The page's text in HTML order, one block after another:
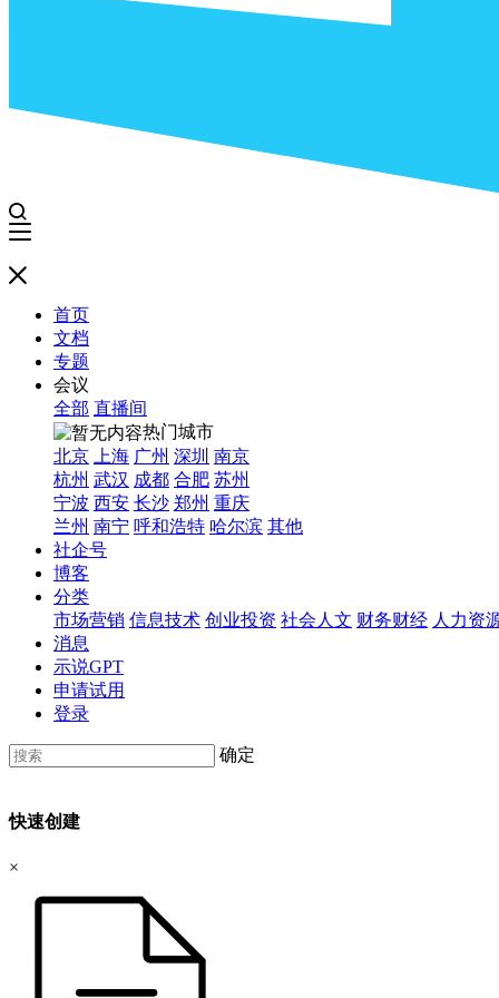
首页
文档
专题
会议
全部 直播间
热门城市
北京
上海 广州 深圳 南京
杭州 武汉 成都 合肥 苏州
宁波 西安 长沙 郑州 重庆
兰州 南宁 呼和浩特 哈尔滨 其他
社企号
博客
分类
市场营销 信息技术 创业投资 社会人文 财务财经 人力资
消息
示说GPT
申请试用
登录
确定
快速创建
×